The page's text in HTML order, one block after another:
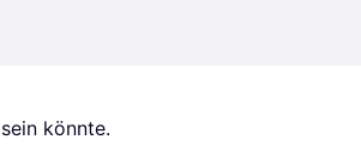
könnte.